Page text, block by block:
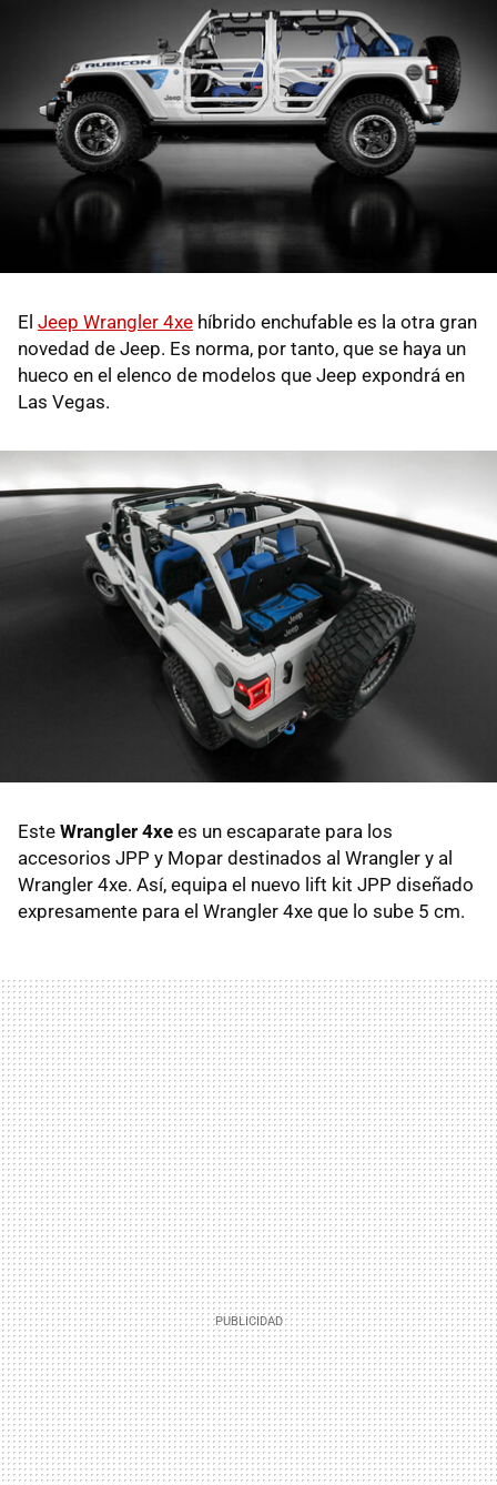
El Jeep Wrangler 4xe híbrido enchufable es la otra gran
novedad de Jeep. Es norma, por tanto, que se haya un
hueco en el elenco de modelos que Jeep expondrá en
Las Vegas.
Este Wrangler 4xe es un escaparate para los
accesorios JPP y Mopar destinados al Wrangler y al
Wrangler 4xe. Así, equipa el nuevo lift kit JPP diseñado
expresamente para el Wrangler 4xe que lo sube 5 cm.